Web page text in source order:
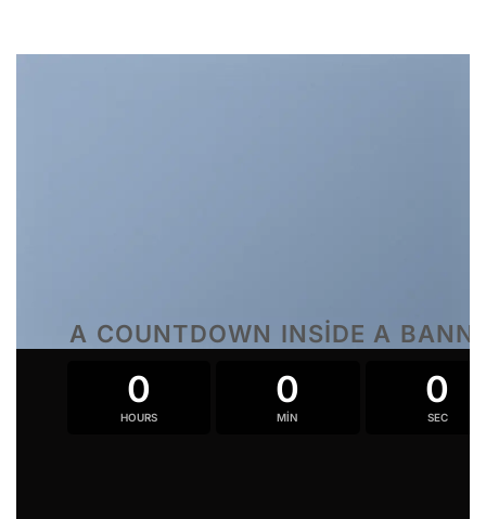
A COUNTDOWN INSIDE A
0
HOURS
0
MIN
0
SEC